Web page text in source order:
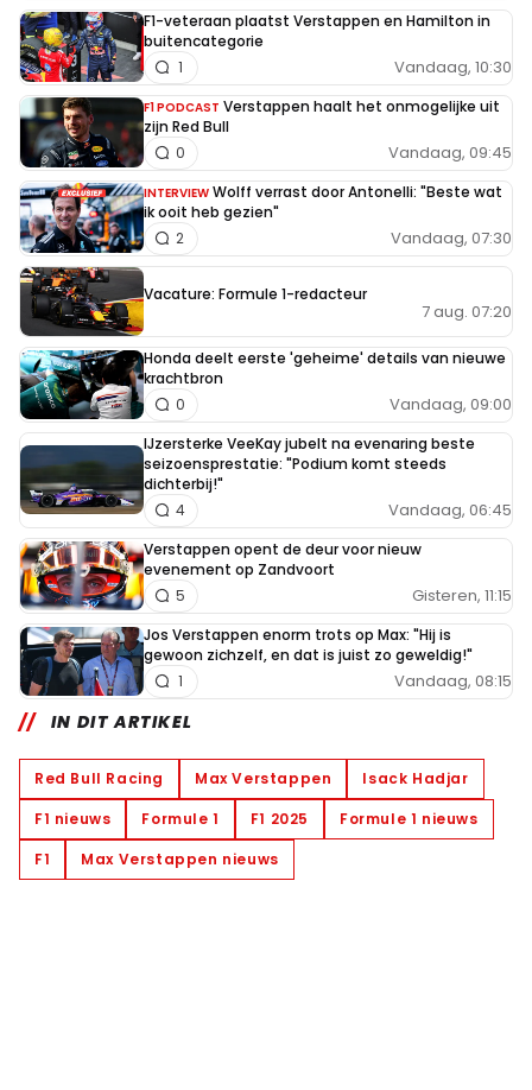
F1-veteraan plaatst Verstappen en Hamilton in
buitencategorie
Vandaag, 10:30
1
F1 PODCAST Verstappen haalt het onmogelijke uit
zijn Red Bull
Vandaag, 09:45
0
INTERVIEW Wolff verrast door Antonelli: "Beste wat
ik ooit heb gezien"
Vandaag, 07:30
2
Vacature: Formule 1-redacteur
7 aug. 07:20
Honda deelt eerste 'geheime' details van nieuwe
krachtbron
Vandaag, 09:00
0
IJzersterke VeeKay jubelt na evenaring beste
seizoensprestatie: "Podium komt steeds
dichterbij!"
Vandaag, 06:45
4
Verstappen opent de deur voor nieuw
evenement op Zandvoort
Gisteren, 11:15
5
Jos Verstappen enorm trots op Max: "Hij is
gewoon zichzelf, en dat is juist zo geweldig!"
Vandaag, 08:15
1
IN DIT ARTIKEL
Red Bull Racing Max Verstappen
Isack Hadjar
F1 nieuws
Formule 1 F1 2025
Formule 1 nieuws
F1
Max Verstappen nieuws